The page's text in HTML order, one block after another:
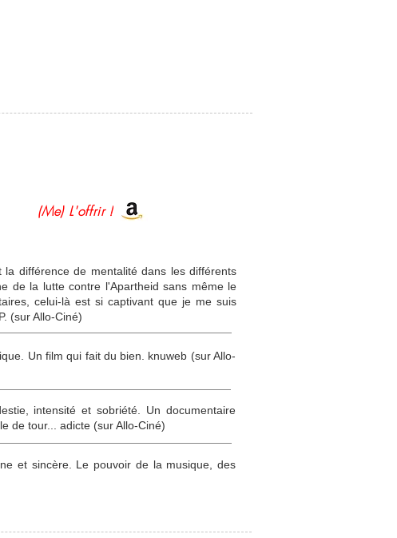
(Me) L'offrir !
différence de mentalité dans les différents
de la lutte contre l'Apartheid sans même le
celui-là est si captivant que je me suis
(sur Allo-Ciné)
Un film qui fait du bien. knuweb (sur Allo-
intensité et sobriété. Un documentaire
de tour... adicte (sur Allo-Ciné)
et sincère. Le pouvoir de la musique, des